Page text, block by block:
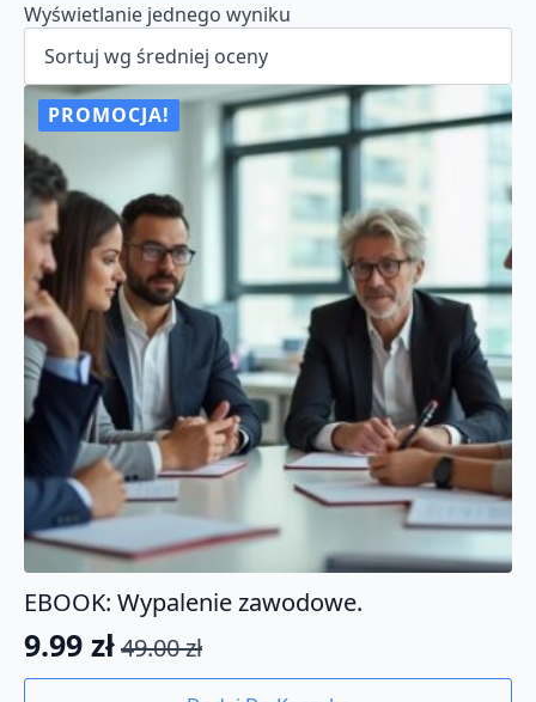
Wyświetlanie jednego wyniku
PROMOCJA!
EBOOK: Wypalenie zawodowe.
49.00zł
Pierwotna
9.99 zł
Aktualna